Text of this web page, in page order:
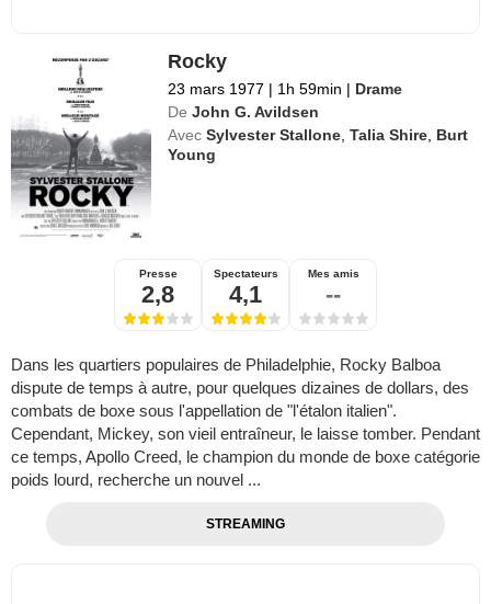
Rocky
23 mars 1977 | 1h 59min | Drame
De John G. Avildsen
Avec Sylvester Stallone ,Talia Shire Burt
Young
Presse
2,8
Spectateurs
4,1
Mes amis
--
Dans les quartiers populaires de Philadelphie, Rocky Balboa
dispute de temps à autre, pour quelques dizaines de dollars, des
combats de boxe sous l'appellation de "l'étalon italien".
Cependant, Mickey, son vieil entraîneur, le laisse tomber. Pendant
ce temps, Apollo Creed, le champion du monde de boxe catégorie
poids lourd, recherche un nouvel ...
STREAMING